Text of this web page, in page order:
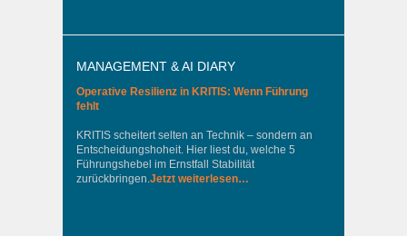
MANAGEMENT & AI DIARY
Operative Resilienz in KRITIS: Wenn Führung
fehlt
KRITIS scheitert selten an Technik – sondern an
Entscheidungshoheit. Hier liest du, welche 5
Führungshebel im Ernstfall Stabilität
zurückbringen. Jetzt weiterlesen…